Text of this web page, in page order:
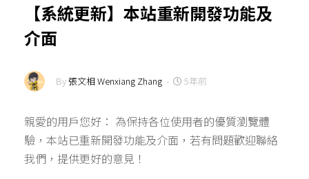
【系統更新】本站重新開發功能及
介面
By張文相 Wenxiang Zhang - 5年前
親愛的用戶您好： 為保持各位使用者的優質瀏覽體
驗，本站已重新開發功能及介面，若有問題歡迎聯絡
我們，提供更好的意見！